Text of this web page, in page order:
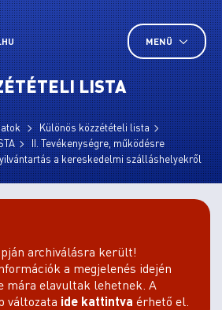
MENÜ
LISTA
Különös közzétételi lista
II. Tevékenységre, működésre
a kereskedelmi szálláshelyekről
archiválásra került!
a megjelenés idején
mára elavultak lehetnek. A
változata ide kattintva érhető el.